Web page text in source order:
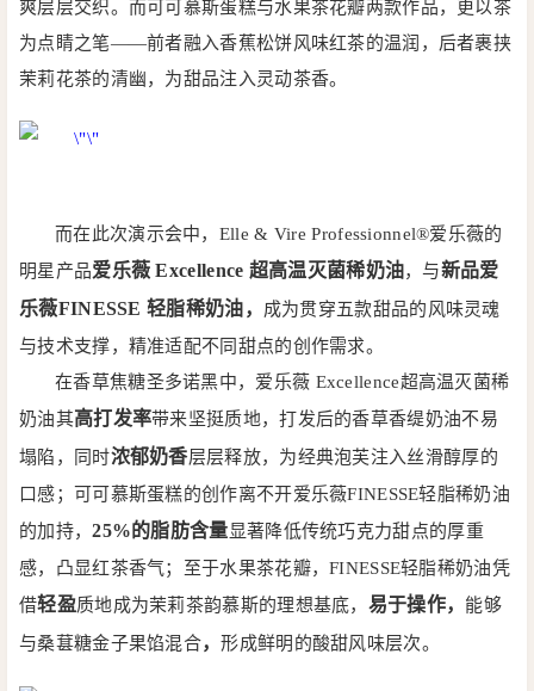
爽层层交织。而可可慕斯蛋糕与水果茶花瓣两款作品，更以茶
为点睛之笔——前者融入香蕉松饼风味红茶的温润，后者裹挟
茉莉花茶的清幽，为甜品注入灵动茶香。
而在此次演示会中，Elle & Vire Professionnel®爱乐薇的
明星产品爱乐薇 Excellence 超高温灭菌稀奶油，与新品爱
乐薇FINESSE 轻脂稀奶油，
成为贯穿五款甜品的风味灵魂
与技术支撑，精准适配不同甜点的创作需求。
在香草焦糖圣多诺黑中，爱乐薇 Excellence超高温灭菌稀
奶油其高打发率带来坚挺质地，打发后的香草香缇奶油不易
塌陷，同时浓郁奶香层层释放，为经典泡芙注入丝滑醇厚的
口感；可可慕斯蛋糕的创作离不开爱乐薇FINESSE轻脂稀奶油
的加持，25%的脂肪含量显著降低传统巧克力甜点的厚重
感，凸显红茶香气；至于水果茶花瓣，FINESSE轻脂稀奶油凭
借轻盈质地成为茉莉茶韵慕斯的理想基底， 易于操作， 能够
与桑葚糖金子果馅混合，形成鲜明的酸甜风味层次。